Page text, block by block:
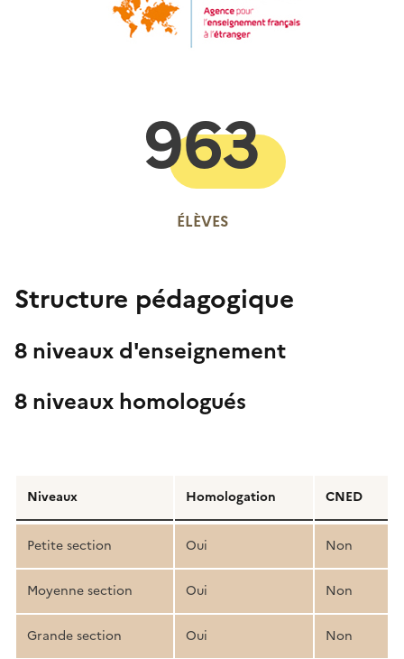
ÉLÈVES
963
Structure pédagogique
8 niveaux d'enseignement
8 niveaux homologués
de
la
structure
pédagogique
Niveaux Homologation CNED
Petite section Oui Non
Moyenne section Oui Non
Grande section Oui Non